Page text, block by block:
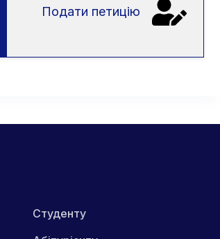
Подати петицію
Студенту